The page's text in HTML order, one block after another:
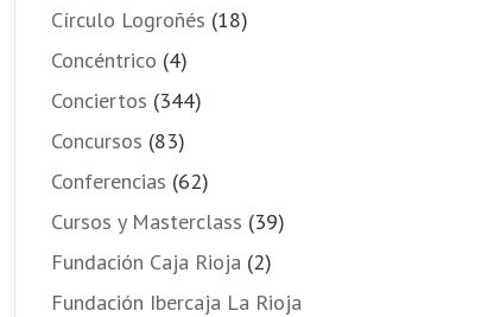
Círculo Logroñés (18)
Concéntrico (4)
Conciertos (344)
Concursos (83)
Conferencias (62)
Cursos y Masterclass (39)
Fundación Caja Rioja (2)
Fundación Ibercaja La Rioja